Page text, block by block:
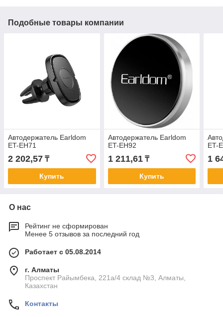
Подобные товары компании
Автодержатель Earldom
ET-EH71
2 202,57 ₸
Купить
Автодержатель Earldom
ET-EH92
1 211,61₸
Купить
ET-
1
О нас
Рейтинг не сформирован
Менее 5 отзывов за последний год
Работает с 05.08.2014
г. Алматы
Проспект Райымбека, 221а/4 склад №3, Алматы,
Казахстан
Контакты